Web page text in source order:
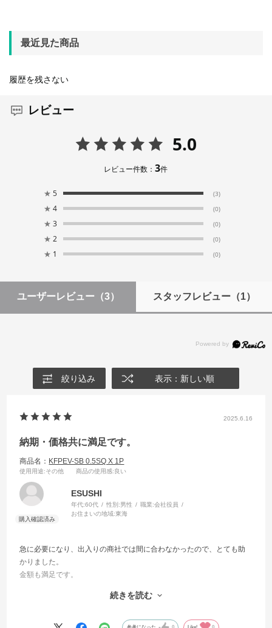
最近見た商品
履歴を残さない
レビュー
5.0
レビュー件数：3件
★ 5 (3)
★ 4 (0)
★ 3 (0)
★ 2 (0)
★ 1 (0)
ユーザーレビュー （3） スタッフレビュー（1）
絞り込み 表示：新しい順
2025.6.16
納期・価格共に満足です。
商品名： KFPEV-SB 0.5SQ X 1P
使用用途:その他 商品の使用感:良い
ESUSHI
年代:60代 性別:男性 職業:会社役員
お住まいの地域:東海
急に必要になり、出入りの商社では間に合わなかったので、とても助
かりました。
金額も満足です。
できれば、KIVの８SQ以上の切り売りもしていただけると助かります
続きを読む